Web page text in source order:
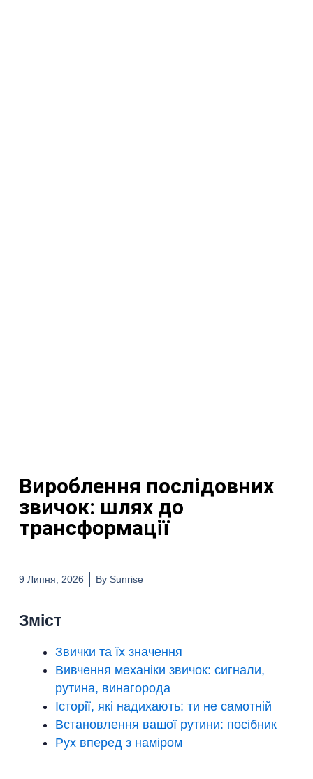
Вироблення послідовних
звичок: шлях до
трансформації
9 Липня, 2026 BySunrise
Зміст
Звички та їх значення
Вивчення механіки звичок: сигнали,
рутина, винагорода
Історії, які надихають: ти не самотній
Встановлення вашої рутини: посібник
Рух вперед з наміром